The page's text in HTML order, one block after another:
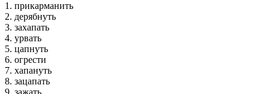
1. прикарманить
2. дерябнуть
3. захапать
4. урвать
5. цапнуть
6. огрести
7. хапануть
8. зацапать